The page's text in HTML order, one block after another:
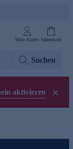
Mein Konto Warenkorb
Suchen
aktivieren